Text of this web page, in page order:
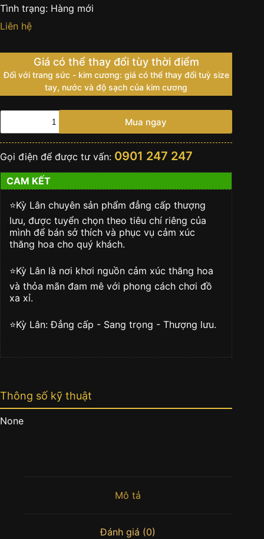
Tình trạng: Hàng mới
Liên hệ
Giá có thể thay đổi tùy thời điểm
Đối với trang sức - kim cương: giá có thể thay đổi tuỳ size
tay, nước và độ sạch của kim cương
Đồng
Rolex
Daytona
Green
116508
số
lượng
Mua ngay
Gọi điện để được tư vấn: 0901 247 247
CAM KẾT
⭐️Kỳ Lân chuyên sản phẩm đẳng cấp thượng
lưu, được tuyển chọn theo tiêu chí riêng của
mình để bán sở thích và phục vụ cảm xúc
thăng hoa cho quý khách.
⭐️Kỳ Lân là nơi khơi nguồn cảm xúc thăng hoa
và thỏa mãn đam mê với phong cách chơi đồ
xa xỉ.
⭐️Kỳ Lân: Đẳng cấp - Sang trọng - Thượng lưu.
Thông số kỹ thuật
None
Mô tả
Đánh giá (0)